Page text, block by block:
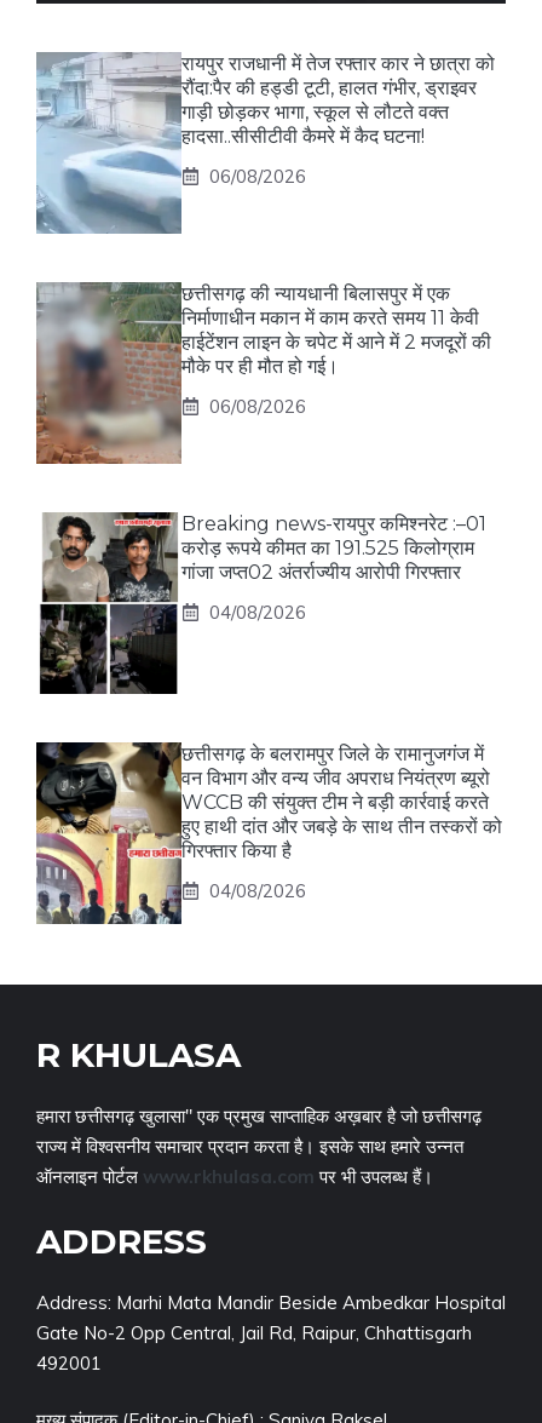
रायपुर राजधानी में तेज रफ्तार कार ने छात्रा को
रौंदा:पैर की हड्डी टूटी, हालत गंभीर, ड्राइवर
गाड़ी छोड़कर भागा, स्कूल से लौटते वक्त
हादसा..सीसीटीवी कैमरे में कैद घटना!
06/08/2026
छत्तीसगढ़ की न्यायधानी बिलासपुर में एक
निर्माणाधीन मकान में काम करते समय 11 केवी
हाईटेंशन लाइन के चपेट में आने में 2 मजदूरों की
मौके पर ही मौत हो गई।
06/08/2026
Breaking news-रायपुर कमिश्नरेट :–01
करोड़ रूपये कीमत का 191.525 किलोग्राम
गांजा जप्त02 अंतर्राज्यीय आरोपी गिरफ्तार
04/08/2026
छत्तीसगढ़ के बलरामपुर जिले के रामानुजगंज में
वन विभाग और वन्य जीव अपराध नियंत्रण ब्यूरो
WCCB की संयुक्त टीम ने बड़ी कार्रवाई करते
हुए हाथी दांत और जबड़े के साथ तीन तस्करों को
गिरफ्तार किया है
04/08/2026
R KHULASA
हमारा छत्तीसगढ़ खुलासा" एक प्रमुख साप्ताहिक अख़बार है जो छत्तीसगढ़
राज्य में विश्वसनीय समाचार प्रदान करता है। इसके साथ हमारे उन्नत
ऑनलाइन पोर्टल www.rkhulasa.com पर भी उपलब्ध हैं।
ADDRESS
Address: Marhi Mata Mandir Beside Ambedkar Hospital
Gate No-2 Opp Central, Jail Rd, Raipur, Chhattisgarh
492001